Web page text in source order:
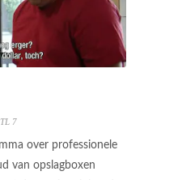
7
over professionele
van opslagboxen